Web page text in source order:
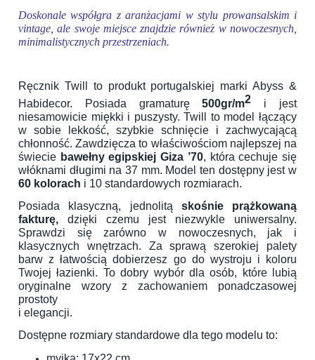
Doskonale współgra z aranżacjami w stylu prowansalskim i
vintage, ale swoje miejsce znajdzie również w nowoczesnych,
minimalistycznych przestrzeniach.
Ręcznik Twill to produkt portugalskiej marki Abyss &
Habidecor. Posiada gramaturę500gr/m2 i jest
niesamowicie miękki i puszysty. Twill to model łączący
w sobie lekkość, szybkie schnięcie i zachwycającą
chłonność. Zawdzięcza to właściwościom najlepszej na
świecie bawełny egipskiej Giza ’70, która cechuje się
włóknami długimi na 37 mm. Model ten dostępny jest w
60 kolorach i 10 standardowych rozmiarach.
Posiada klasyczną, jednolitą skośnie prążkowaną
fakturę, dzięki czemu jest niezwykle uniwersalny.
Sprawdzi się zarówno w nowoczesnych, jak i
klasycznych wnętrzach. Za sprawą szerokiej palety
barw z łatwością dobierzesz go do wystroju i koloru
Twojej łazienki. To dobry wybór dla osób, które lubią
oryginalne wzory z zachowaniem ponadczasowej
prostoty
i elegancji.
Dostępne rozmiary standardowe dla tego modelu to: